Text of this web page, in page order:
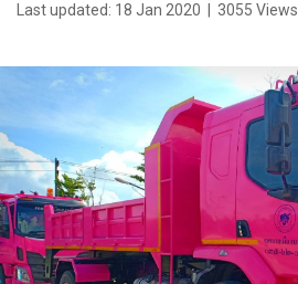
Last updated: 18 Jan 2020 3055 Views